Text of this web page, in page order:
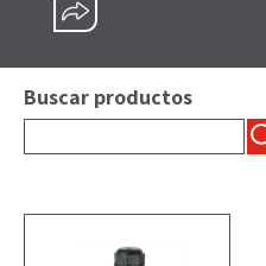
Buscar productos